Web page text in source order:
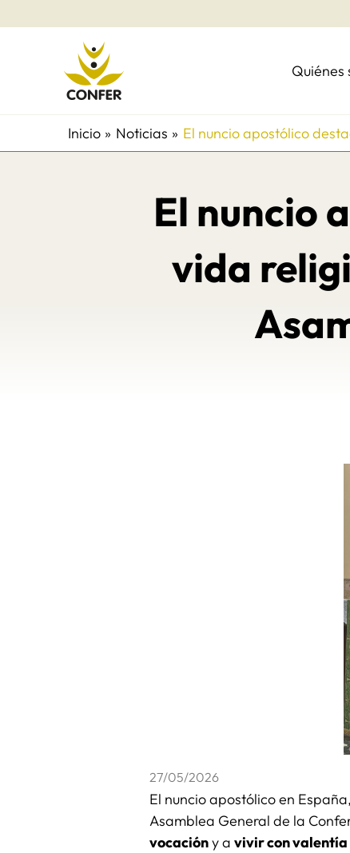
al
Quiénes
Inicio Noticias El nuncio apostólico
El nuncio
vida
27/05/2026
El nuncio apostólico en España,
Asamblea General de la
vocacióny a vivir con valentía